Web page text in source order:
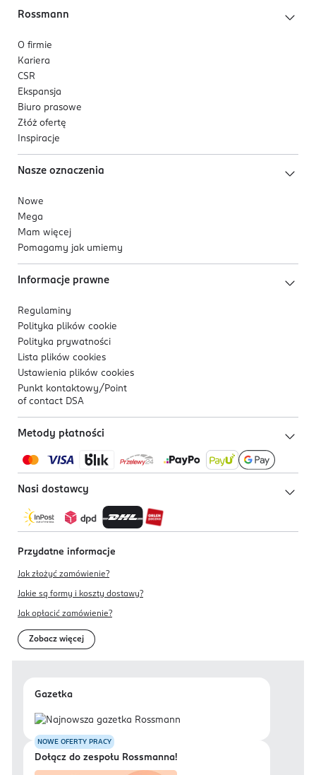
Rossmann
O firmie
Kariera
CSR
Ekspansja
Biuro prasowe
Złóż ofertę
Inspiracje
Nasze oznaczenia
Nowe
Mega
Mam więcej
Pomagamy jak umiemy
Informacje prawne
Regulaminy
Polityka plików cookie
Polityka prywatności
Lista plików cookies
Ustawienia plików cookies
Punkt kontaktowy/ Point
of contact DSA
Metody płatności
Nasi dostawcy
Przydatne informacje
Jak złożyć zamówienie?
Jakie są formy i koszty dostawy?
Jak opłacić zamówienie?
Zobacz więcej
Gazetka
NOWE OFERTY PRACY
Dołącz do zespołu Rossmanna!